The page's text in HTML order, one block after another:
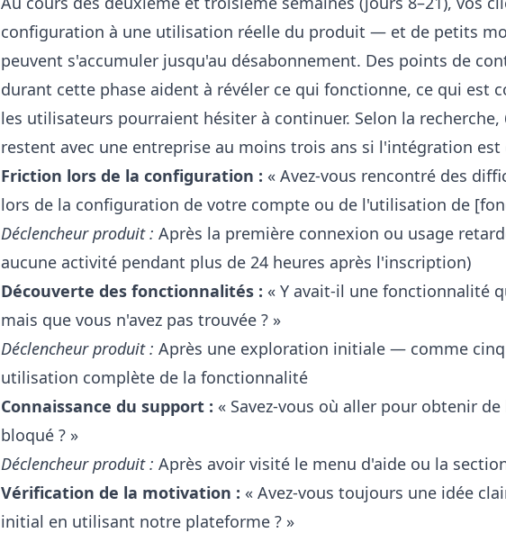
configuration à une utilisation réelle du produit — et de petits
peuvent s'accumuler jusqu'au désabonnement. Des points de
durant cette phase aident à révéler ce qui fonctionne, ce qui est
les utilisateurs pourraient hésiter à continuer. Selon la recherche,
restent avec une entreprise au moins trois ans si l'intégration est
Friction lors de la configuration : « Avez-vous rencontré des
lors de la configuration de votre compte ou de l'utilisation de
Déclencheur produit : Après la première connexion ou usage
aucune activité pendant plus de 24 heures après l'inscription)
Découverte des fonctionnalités : « Y avait-il une fonctionnalité
mais que vous n'avez pas trouvée ? »
Déclencheur produit : Après une exploration initiale — comme cinq
utilisation complète de la fonctionnalité
Connaissance du support : « Savez-vous où aller pour obtenir
bloqué ? »
Déclencheur produit : Après avoir visité le menu d'aide ou la
Vérification de la motivation : « Avez-vous toujours une idée
initial en utilisant notre plateforme ? »